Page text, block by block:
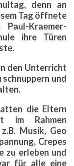
denn an
Tag öffnete
Paul-Kraemer-
ihre Türen
den Unterricht
schnuppern und
die Eltern
im Rahmen
Musik, Geo
Crepes
zu erleben und
für alle eine